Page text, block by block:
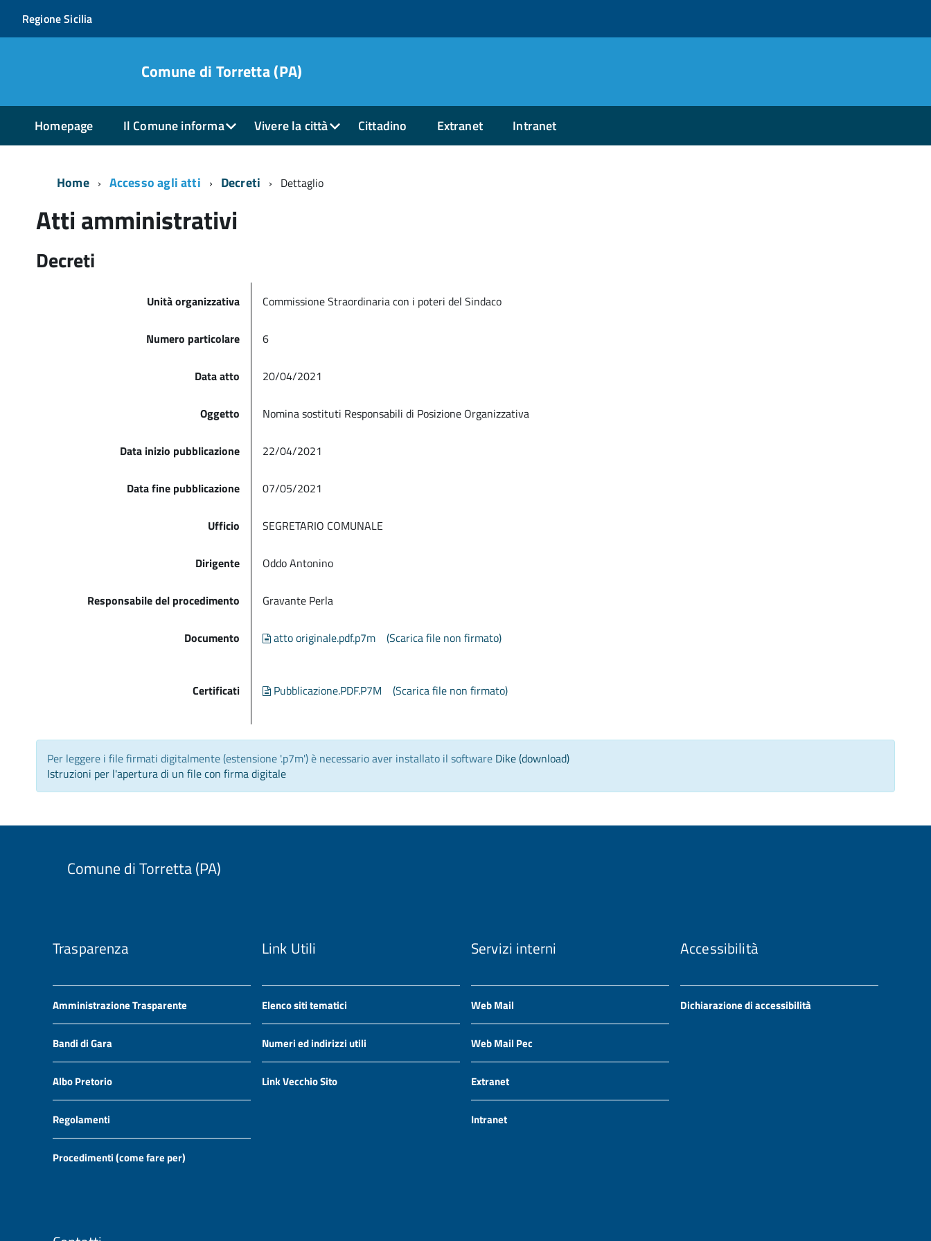
Regione Sicilia
Comune di Torretta (PA)
Homepage Il Comune informa Vivere la città Cittadino Extranet Intranet
Home Accesso agli atti Decreti Dettaglio
Atti amministrativi
Decreti
Unità organizzativa Commissione Straordinaria con i poteri del Sindaco
Numero particolare 6
Data atto 20/04/2021
Oggetto Nomina sostituti Responsabili di Posizione Organizzativa
Data inizio pubblicazione 22/04/2021
Data fine pubblicazione 07/05/2021
Ufficio SEGRETARIO COMUNALE
Dirigente Oddo Antonino
Responsabile del procedimento Gravante Perla
Documento atto originale.pdf.p7m (Scarica file non firmato)
Certificati Pubblicazione.PDF.P7M (Scarica file non firmato)
Per leggere i file firmati digitalmente (estensione '.p7m') è necessario aver installato il software Dike (download)
Istruzioni per l'apertura di un file con firma digitale
Comune di Torretta (PA)
Trasparenza
Amministrazione Trasparente
Bandi di Gara
Albo Pretorio
Regolamenti
Procedimenti (come fare per)
Link Utili
Elenco siti tematici
Numeri ed indirizzi utili
Link Vecchio Sito
Servizi interni
Web Mail
Web Mail Pec
Extranet
Intranet
Accessibilità
Dichiarazione di accessibilità